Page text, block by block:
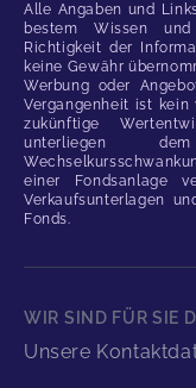
Alle Angaben und
bestem Wissen
Richtigkeit der
keine Gewähr
Werbung oder
Vergangenheit ist
zukünftige
unterliegen
einer Fondsanlage
Verkaufsunterlagen
Fonds.
WIR SIND FÜR SIE
Unsere